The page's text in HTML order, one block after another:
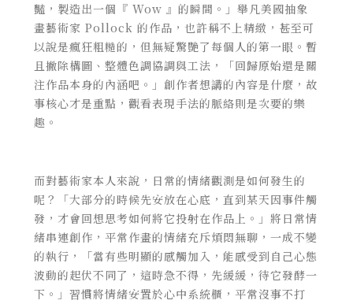
豔，製造出一個『 Wow 』的瞬間。」舉凡美國抽象
畫藝術家 Pollock 的作品，也許稱不上精緻，甚至可
以說是瘋狂粗糙的，但無疑驚艷了每個人的第一眼。暫
且撇除構圖、整體色調協調與工法，「回歸原始還是關
注作品本身的內涵吧。」創作者想講的內容是什麼，故
事核心才是重點，觀看表現手法的脈絡則是次要的樂
趣。
而對藝術家本人來說，日常的情緒觀測是如何發生的
呢？「大部分的時候先安放在心底，直到某天因事件觸
發，才會回想思考如何將它投射在作品上。」將日常情
緒串連創作，平常作畫的情緒充斥煩悶無聊，一成不變
的執行，「當有些明顯的感觸加入，能感受到自己心態
波動的起伏不同了，這時急不得，先緩緩，待它發酵一
下。」習慣將情緒安置於心中系統櫃，平常沒事不打